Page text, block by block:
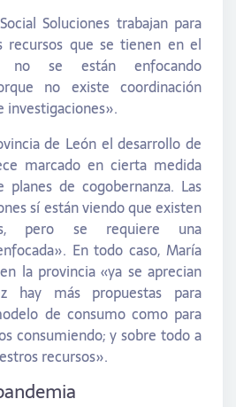
Soluciones trabajan para
recursos que se tienen en el
se están enfocando
no existe coordinación
de León el desarrollo de
marcado en cierta medida
planes de cogobernanza. Las
sí están viendo que existen
pero se requiere una
En todo caso, María
la provincia «ya se aprecian
hay más propuestas para
de consumo como para
consumiendo; y sobre todo a
recursos».